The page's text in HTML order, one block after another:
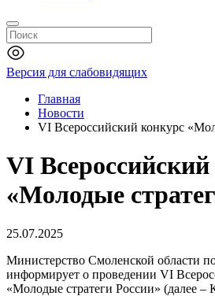
Версия для слабовидящих
Главная
Новости
VI Всероссийский конкурс
VI
«Молодые
25.07.2025
Министерство Смоленской области
информирует о проведении VI
«Молодые стратеги России» (далее –